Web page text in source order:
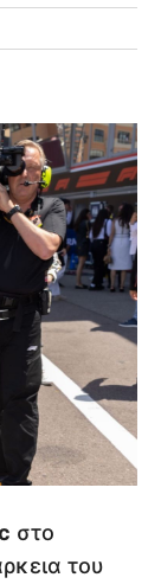
στο
του